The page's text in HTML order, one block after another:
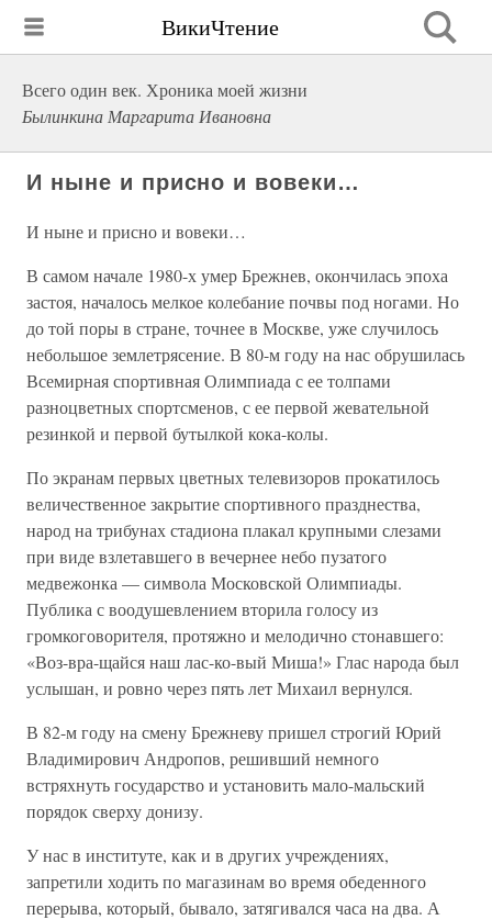
ВикиЧтение
Всего один век. Хроника моей жизни
Былинкина Маргарита Ивановна
И ныне и присно и вовеки…
И ныне и присно и вовеки…
В самом начале 1980-х умер Брежнев, окончилась эпоха
застоя, началось мелкое колебание почвы под ногами. Но
до той поры в стране, точнее в Москве, уже случилось
небольшое землетрясение. В 80-м году на нас обрушилась
Всемирная спортивная Олимпиада с ее толпами
разноцветных спортсменов, с ее первой жевательной
резинкой и первой бутылкой кока-колы.
По экранам первых цветных телевизоров прокатилось
величественное закрытие спортивного празднества,
народ на трибунах стадиона плакал крупными слезами
при виде взлетавшего в вечернее небо пузатого
медвежонка — символа Московской Олимпиады.
Публика с воодушевлением вторила голосу из
громкоговорителя, протяжно и мелодично стонавшего:
«Воз-вра-щайся наш лас-ко-вый Миша!» Глас народа был
услышан, и ровно через пять лет Михаил вернулся.
В 82-м году на смену Брежневу пришел строгий Юрий
Владимирович Андропов, решивший немного
встряхнуть государство и установить мало-мальский
порядок сверху донизу.
У нас в институте, как и в других учреждениях,
запретили ходить по магазинам во время обеденного
перерыва, который, бывало, затягивался часа на два. А